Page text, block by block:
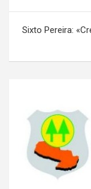
Sixto Pereira: